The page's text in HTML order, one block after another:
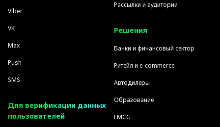
Viber
VK
Max
Push
SMS
Для верификации данных
пользователей
Рассылки и аудитории
Решения
Банки и финансовый сектор
Ритейл и e-commerce
Автодилеры
Образование
FMCG